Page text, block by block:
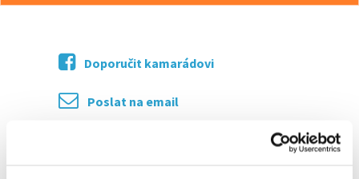
Doporučit kamarádovi
Poslat na email